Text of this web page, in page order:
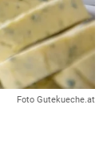
Foto Gutekueche.at